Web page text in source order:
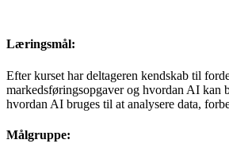
Læringsmål:
Efter kurset har deltageren kendskab til
markedsføringsopgaver og hvordan AI kan
hvordan AI bruges til at analysere data,
Målgruppe: